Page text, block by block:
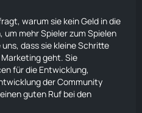
warum sie keinGeld in die
, um mehr Spieler zum Spielen
dass sie kleine Schritte
geht. Sie
für die Entwicklung,
der Community
guten Ruf bei den